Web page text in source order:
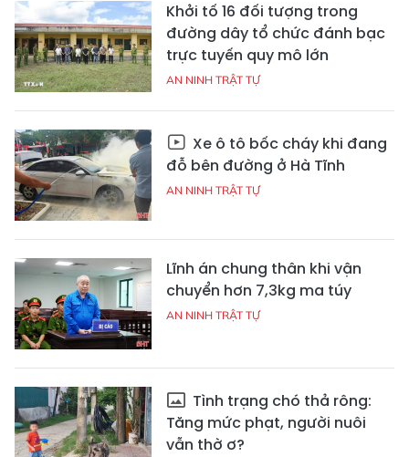
Khởi tố 16 đối tượng trong
đường dây tổ chức đánh bạc
trực tuyến quy mô lớn
AN NINH TRẬT TỰ
Xe ô tô bốc cháy khi đang
đỗ bên đường ở Hà Tĩnh
AN NINH TRẬT TỰ
Lĩnh án chung thân khi vận
chuyển hơn 7,3kg ma túy
AN NINH TRẬT TỰ
Tình trạng chó thả rông:
Tăng mức phạt, người nuôi
vẫn thờ ơ?